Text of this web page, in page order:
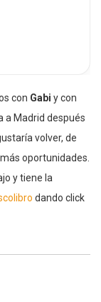
con Gabi y con
a Madrid después
volver, de
oportunidades.
y tiene la
dando click